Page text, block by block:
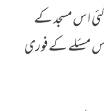
گئی اس مسجد کے
مسئلے کے فوری